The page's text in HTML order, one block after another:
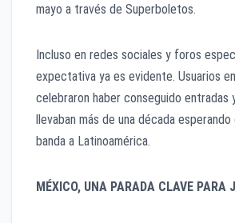
mayo a través de Superboletos.
Incluso en redes sociales y foros
expectativa ya es evidente. Usuarios
celebraron haber conseguido entradas
llevaban más de una década
banda a Latinoamérica.
MÉXICO, UNA PARADA CLAVE PARA